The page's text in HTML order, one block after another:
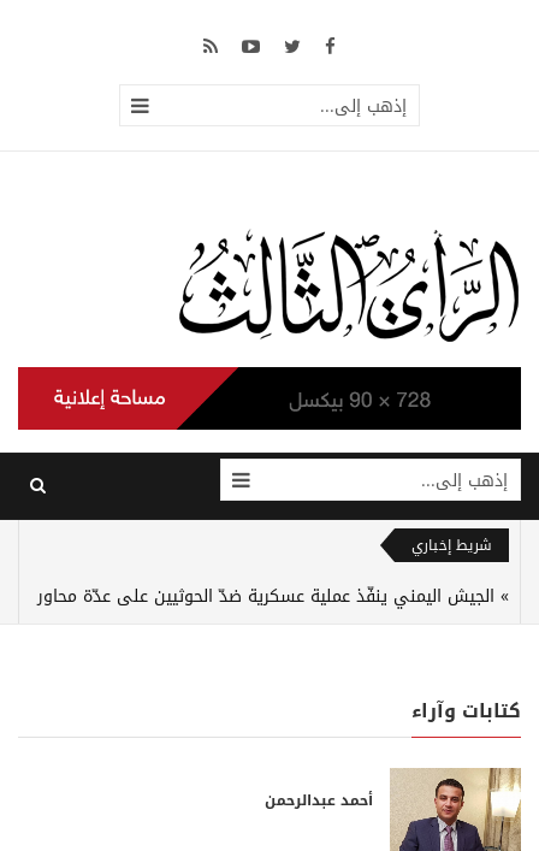
إذهب إلى...
إذهب إلى...
شريط إخباري
الجيش اليمني ينفّذ عملية عسكرية ضدّ الحوثيين على عدّة محاور
كتابات وآراء
أحمد عبدالرحمن